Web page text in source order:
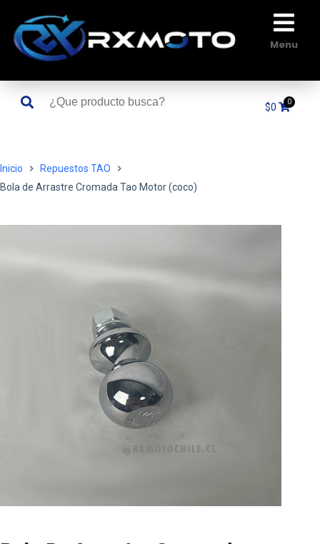
contenido
Menu
$0
Inicio
Repuestos TAO
Bola de Arrastre Cromada Tao Motor (coco)